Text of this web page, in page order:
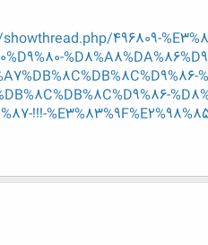
496809-
!!!-